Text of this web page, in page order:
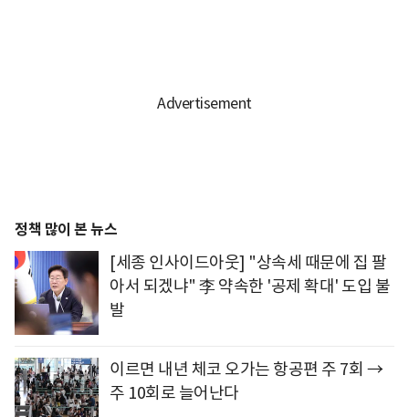
정책 많이 본 뉴스
[세종 인사이드아웃] "상속세 때문에 집 팔
아서 되겠냐" 李 약속한 '공제 확대' 도입 불
발
이르면 내년 체코 오가는 항공편 주 7회 →
주 10회로 늘어난다